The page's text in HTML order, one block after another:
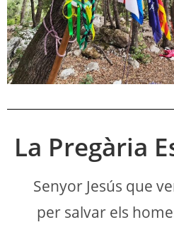
La Pregària
Senyor Jesús que
per salvar els